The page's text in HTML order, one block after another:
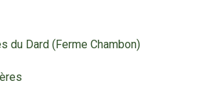
du Dard (Ferme Chambon)